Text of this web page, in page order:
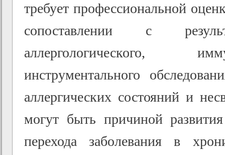
требует профессиональной
сопоставлении с
аллергологического,
инструментального
аллергических состояний и
могут быть причиной
перехода заболевания в